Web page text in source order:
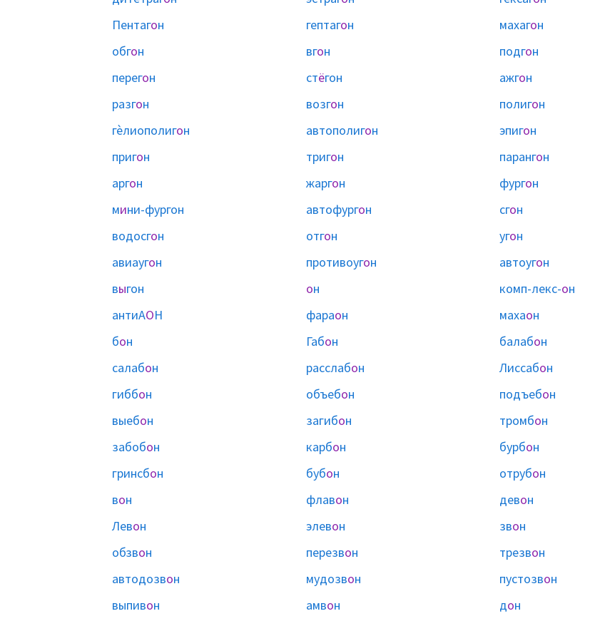
Пентагон гептагон махагон
обгон вгон подгон
перегон стёгон ажгон
разгон возгон полигон
гѐлиополигон автополигон эпигон
пригон тригон парангон
аргон жаргон фургон
мини-фургон автофургон сгон
водосгон отгон угон
авиаугон противоугон автоугон
выгон он комп-лекс-он
антиАОН фараон махаон
бон Габон балабон
салабон расслабон Лиссабон
гиббон объебон подъебон
выебон загибон тромбон
забобон карбон бурбон
гринсбон бубон отрубон
вон флавон девон
Левон элевон звон
обзвон перезвон трезвон
автодозвон мудозвон пустозвон
выпивон амвон дон